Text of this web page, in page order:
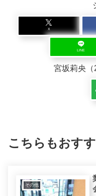
X
LINE
宮坂莉央（
こちらもおす
その他